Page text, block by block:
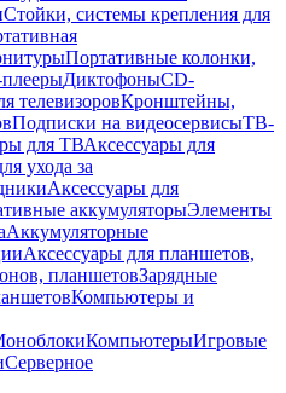
Стойки, системы крепления для
Портативные колонки,
ДиктофоныCD-
телевизоровКронштейны,
Подписки на видеосервисыТВ-
для ТВАксессуары для
ухода за
Аксессуары для
аккумуляторыЭлементы
Аккумуляторные
Аксессуары для планшетов,
планшетовЗарядные
Компьютеры и
КомпьютерыИгровые
Серверное